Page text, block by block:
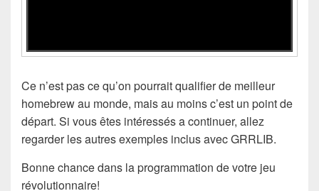
Ce n’est pas ce qu’on pourrait qualifier de meilleur
homebrew au monde, mais au moins c’est un point de
départ. Si vous êtes intéressés a continuer, allez
regarder les autres exemples inclus avec GRRLIB.
Bonne chance dans la programmation de votre jeu
révolutionnaire!